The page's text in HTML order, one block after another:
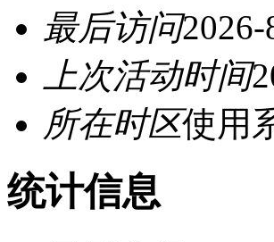
最后访问
上次活动时间
所在时区使用
统计信息